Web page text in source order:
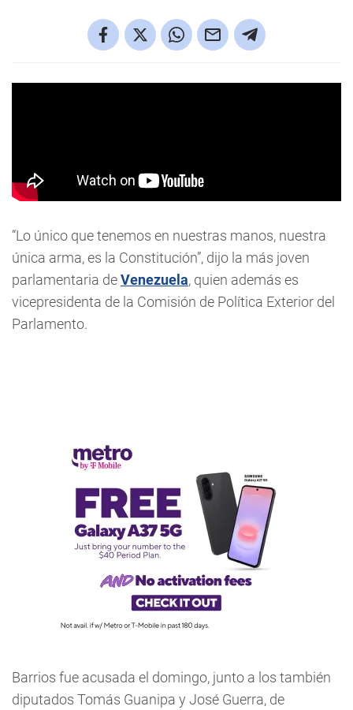
“Lo único que tenemos en nuestras manos, nuestra
única arma, es la Constitución”, dijo la más joven
parlamentaria deVenezuela, quien además es
vicepresidenta de la Comisión de Política Exterior del
Parlamento.
Barrios fue acusada el domingo, junto a los también
diputados Tomás Guanipa y José Guerra, de